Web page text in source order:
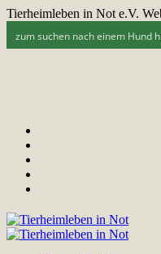
Tierheimleben in Not e.V.